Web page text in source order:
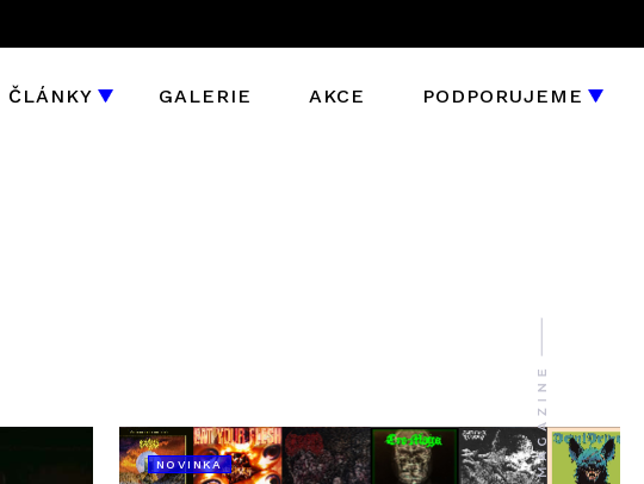
ČLÁNKY GALERIE AKCE PODPORUJEME
NOVINKA